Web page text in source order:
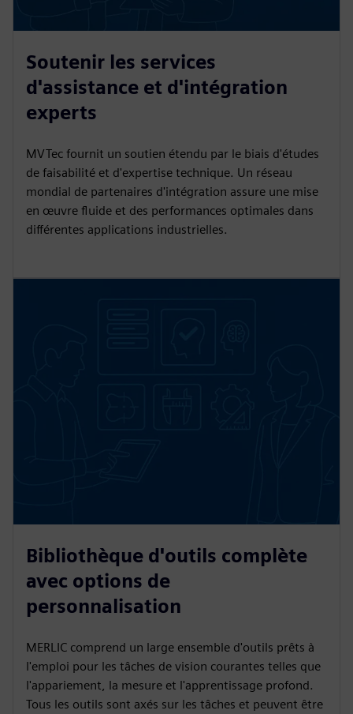
Soutenir les services
d'assistance et d'intégration
experts
MVTec fournit un soutien étendu par le biais d'études
de faisabilité et d'expertise technique. Un réseau
mondial de partenaires d'intégration assure une mise
en œuvre fluide et des performances optimales dans
différentes applications industrielles.
Bibliothèque d'outils complète
avec options de
personnalisation
MERLIC comprend un large ensemble d'outils prêts à
l'emploi pour les tâches de vision courantes telles que
l'appariement, la mesure et l'apprentissage profond.
Tous les outils sont axés sur les tâches et peuvent être